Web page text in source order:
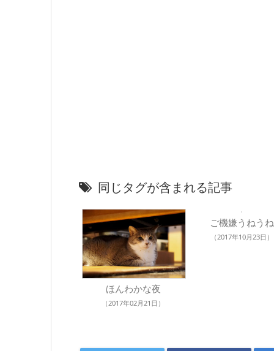
同じタグが含まれる記事
ほんわかな夜
（2017年02月21日）
ご機嫌うねうね
（2017年10月23日）